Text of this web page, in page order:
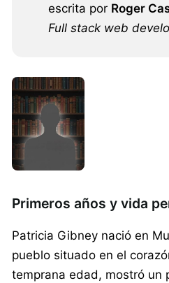
escrita por Roger
Full stack web
Primeros años y vida
Patricia Gibney nació en
pueblo situado en el
temprana edad, mostró un